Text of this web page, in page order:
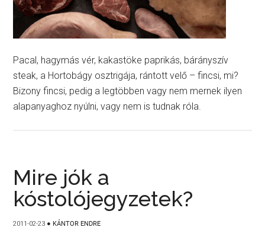
Pacal, hagymás vér, kakastöke paprikás, bárányszív
steak, a Hortobágy osztrigája, rántott velő – fincsi, mi?
Bizony fincsi, pedig a legtöbben vagy nem mernek ilyen
alapanyaghoz nyúlni, vagy nem is tudnak róla.
Mire jók a
kóstolójegyzetek?
2011-02-23 ● KÁNTOR ENDRE